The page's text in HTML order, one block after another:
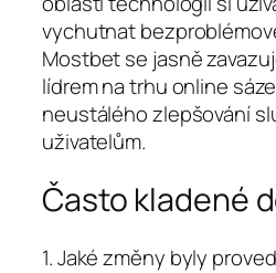
vychutnat
Mostbet se jasně
lídrem na trhu online
neustálého zlepšování
uživatelům.
Často kladené
1. Jaké změny byly